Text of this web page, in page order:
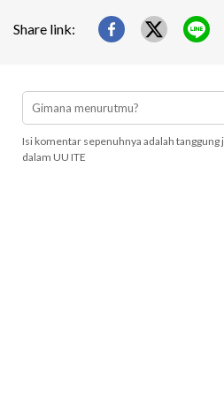
Share link:
Isi komentar sepenuhnya adalah tanggung
dalam UU ITE